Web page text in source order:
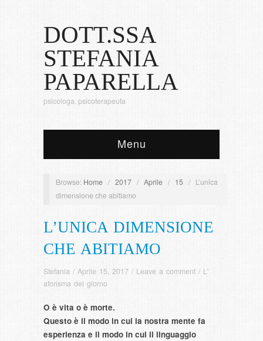
DOTT.SSA
STEFANIA
PAPARELLA
psicologa, psicoterapeuta
Menu
Browse: Home / 2017 / Aprile / 15 / L’unica
dimensione che abitiamo
L’UNICA DIMENSIONE
CHE ABITIAMO
Stefania / Aprile 15, 2017 / Leave a comment / L'
aforisma del giorno
O è vita o è morte.
Questo è il modo in cui la nostra mente fa
esperienza e il modo in cui il linguaggio